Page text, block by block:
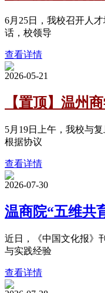
6月25日，我校召开人
话，校领导
查看详情
2026-05-21
【置顶】温州
5月19日上午，我校与
根据协议
查看详情
2026-07-30
温商院“五维共
近日，《中国文化报》
与实践经验
查看详情